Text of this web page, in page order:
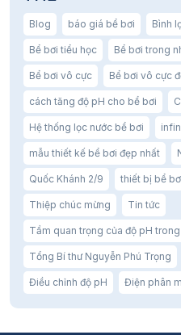
Blog báo giá bể bơi Bình
Bể bơi tiểu học Bể bơi trong
Bể bơi vô cực Bể bơi vô cực
cách tăng độ pH cho bể bơi
Hệ thống lọc nước bể bơi
mẫu thiết kế bể bơi đẹp nhất
Quốc Khánh 2/9 thiết bị bể
Thiệp chúc mừng Tin tức
Tầm quan trọng của độ pH
Tổng Bí thư Nguyễn Phú Trọng
Điều chỉnh độ pH Điện phân